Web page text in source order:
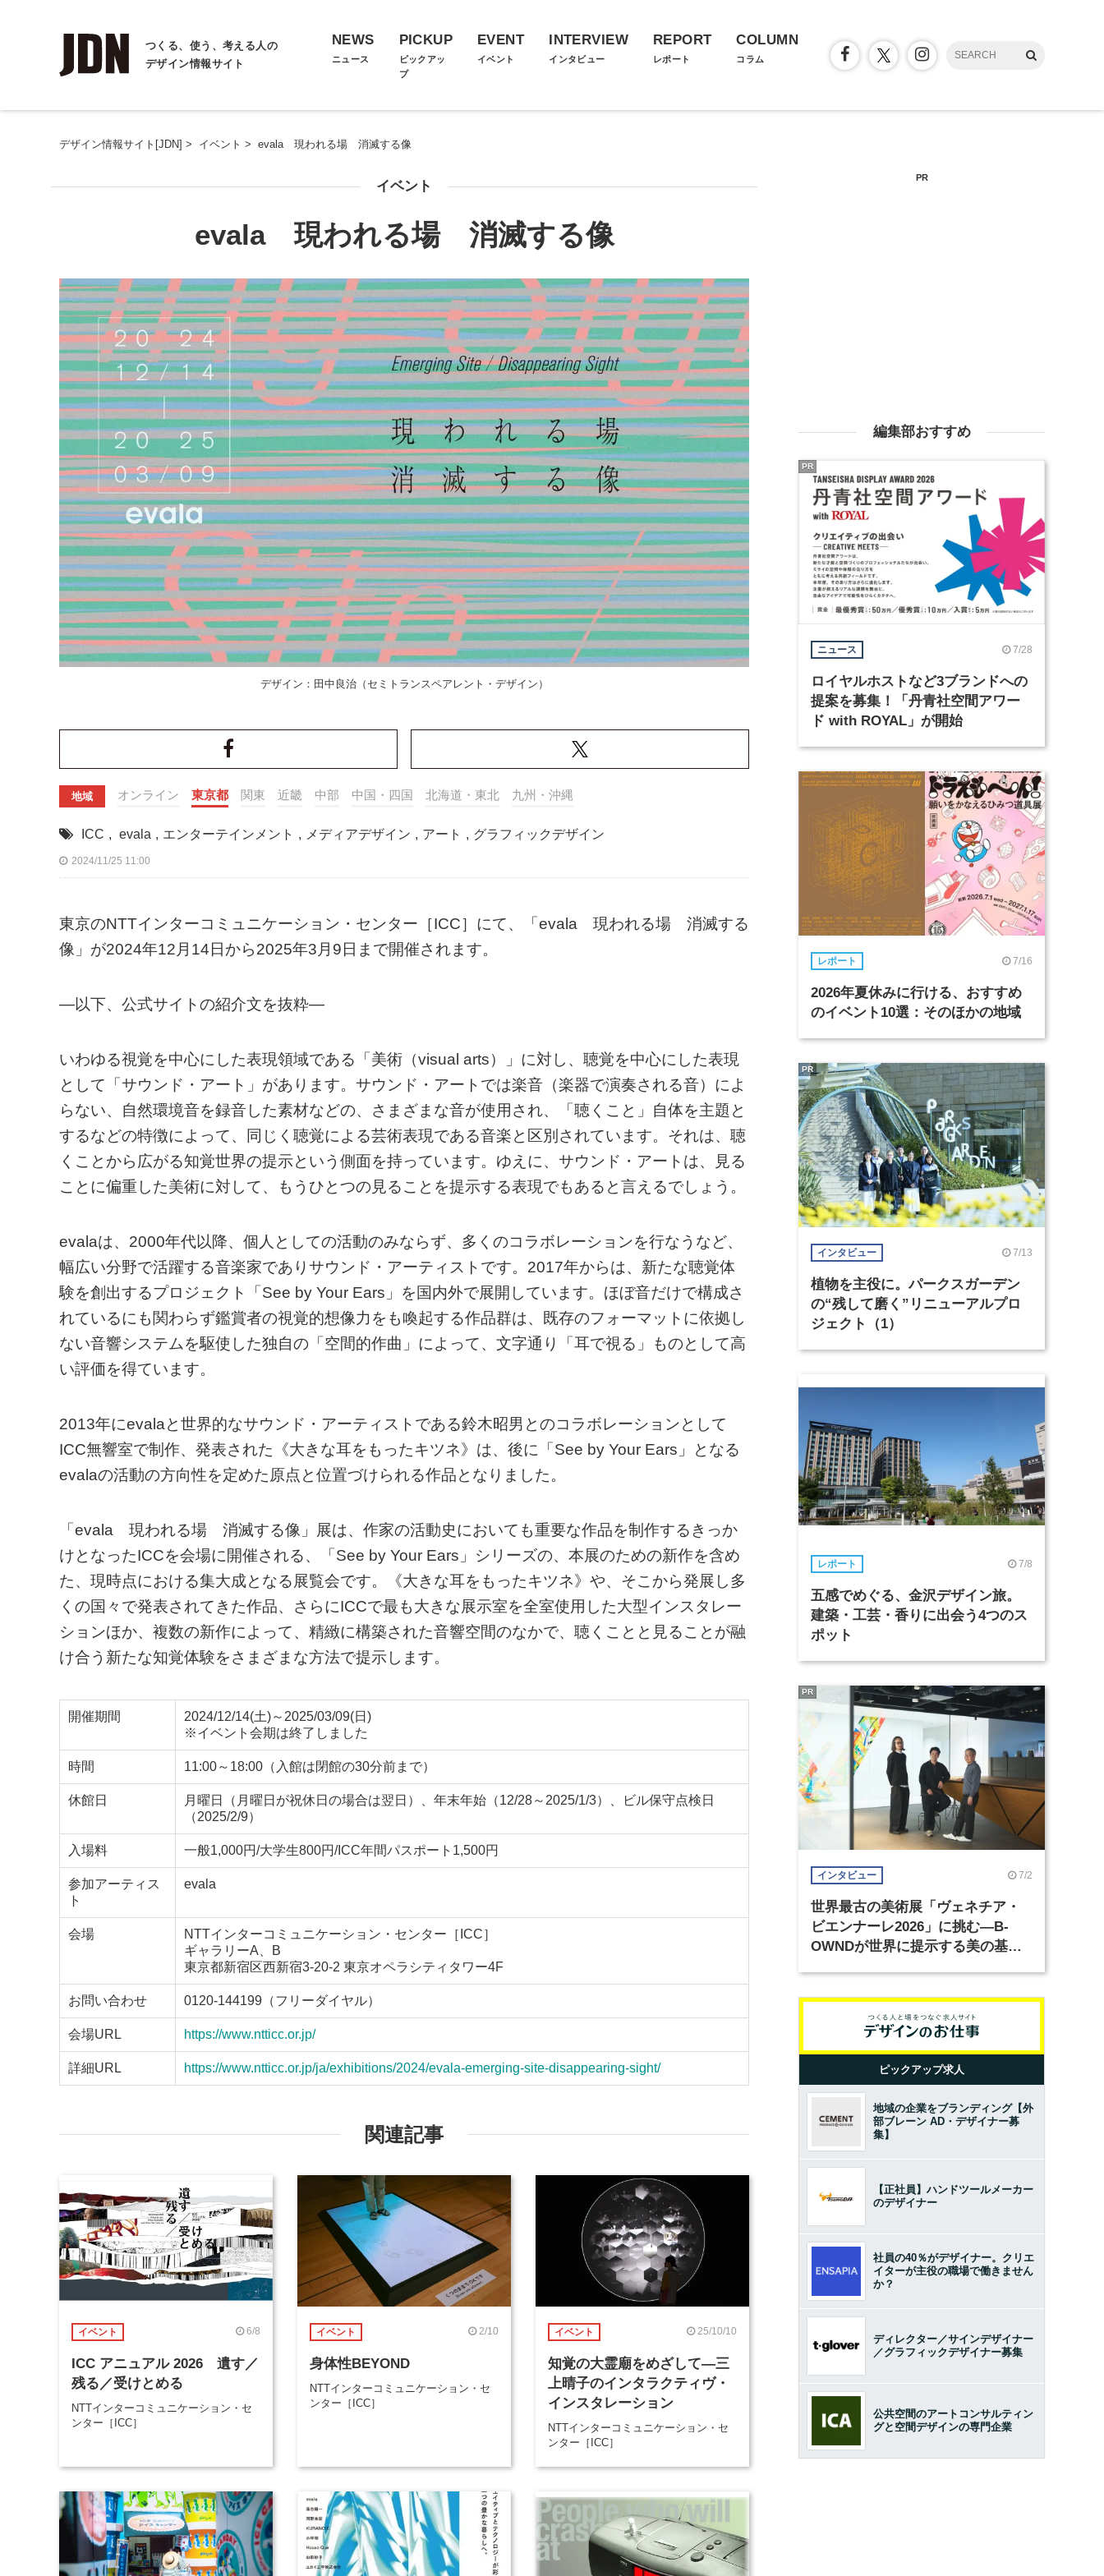
つくる、使う、考える人の
デザイン情報サイト
NEWS
ニュース
PICKUP
ピックアッ
プ
EVENT
イベント
INTERVIEW
インタビュー
REPORT
レポート
COLUMN
コラム
デザイン情報サイト[JDN] > イベント > evala 現われる場 消滅する像
イベント
evala 現われる場 消滅する像
デザイン：田中良治（セミトランスペアレント・デザイン）
地域 オンライン 東京都 関東 近畿 中部 中国・四国 北海道・東北 九州・沖縄
ICC , evala , エンターテインメント , メディアデザイン , アート , グラフィックデザイン
2024/11/25 11:00
東京のNTTインターコミュニケーション・センター［ICC］にて、「evala 現われる場 消滅する
像」が2024年12月14日から2025年3月9日まで開催されます。
—以下、公式サイトの紹介文を抜粋—
いわゆる視覚を中心にした表現領域である「美術（visual arts）」に対し、聴覚を中心にした表現
として「サウンド・アート」があります。サウンド・アートでは楽音（楽器で演奏される音）によ
らない、自然環境音を録音した素材などの、さまざまな音が使用され、「聴くこと」自体を主題と
するなどの特徴によって、同じく聴覚による芸術表現である音楽と区別されています。それは、聴
くことから広がる知覚世界の提示という側面を持っています。ゆえに、サウンド・アートは、見る
ことに偏重した美術に対して、もうひとつの見ることを提示する表現でもあると言えるでしょう。
evalaは、2000年代以降、個人としての活動のみならず、多くのコラボレーションを行なうなど、
幅広い分野で活躍する音楽家でありサウンド・アーティストです。2017年からは、新たな聴覚体
験を創出するプロジェクト「See by Your Ears」を国内外で展開しています。ほぼ音だけで構成さ
れているにも関わらず鑑賞者の視覚的想像力をも喚起する作品群は、既存のフォーマットに依拠し
ない音響システムを駆使した独自の「空間的作曲」によって、文字通り「耳で視る」ものとして高
い評価を得ています。
2013年にevalaと世界的なサウンド・アーティストである鈴木昭男とのコラボレーションとして
ICC無響室で制作、発表された《大きな耳をもったキツネ》は、後に「See by Your Ears」となる
evalaの活動の方向性を定めた原点と位置づけられる作品となりました。
「evala 現われる場 消滅する像」展は、作家の活動史においても重要な作品を制作するきっか
けとなったICCを会場に開催される、「See by Your Ears」シリーズの、本展のための新作を含め
た、現時点における集大成となる展覧会です。《大きな耳をもったキツネ》や、そこから発展し多
くの国々で発表されてきた作品、さらにICCで最も大きな展示室を全室使用した大型インスタレー
ションほか、複数の新作によって、精緻に構築された音響空間のなかで、聴くことと見ることが融
け合う新たな知覚体験をさまざまな方法で提示します。
開催期間
2024/12/14(土)～2025/03/09(日)
※イベント会期は終了しました
時間 11:00～18:00（入館は閉館の30分前まで）
休館日
月曜日（月曜日が祝休日の場合は翌日）、年末年始（12/28～2025/1/3）、ビル保守点検日
（2025/2/9）
入場料 一般1,000円/大学生800円/ICC年間パスポート1,500円
参加アーティス
ト
evala
会場
NTTインターコミュニケーション・センター［ICC］
ギャラリーA、B
東京都新宿区西新宿3-20-2 東京オペラシティタワー4F
お問い合わせ 0120-144199（フリーダイヤル）
会場URL https://www.ntticc.or.jp/
詳細URL https://www.ntticc.or.jp/ja/exhibitions/2024/evala-emerging-site-disappearing-sight/
関連記事
イベント 6/8
ICC アニュアル 2026 遺す／
残る／受けとめる
NTTインターコミュニケーション・セ
ンター［ICC］
イベント 2/10
身体性BEYOND
NTTインターコミュニケーション・セ
ンター［ICC］
イベント 25/10/10
知覚の大霊廟をめざして―三
上晴子のインタラクティヴ・
インスタレーション
NTTインターコミュニケーション・セ
ンター［ICC］
PR
編集部おすすめ
ニュース 7/28
ロイヤルホストなど3ブランドへの
提案を募集！「丹青社空間アワー
ド with ROYAL」が開始
PR
レポート 7/16
2026年夏休みに行ける、おすすめ
のイベント10選：そのほかの地域
インタビュー 7/13
植物を主役に。パークスガーデン
の“残して磨く”リニューアルプロ
ジェクト（1）
PR
レポート 7/8
五感でめぐる、金沢デザイン旅。
建築・工芸・香りに出会う4つのス
ポット
インタビュー 7/2
世界最古の美術展「ヴェネチア・
ビエンナーレ2026」に挑む―B-
OWNDが世界に提示する美の基準
PR
ピックアップ求人
地域の企業をブランディング【外
部ブレーン AD・デザイナー募
集】
【正社員】ハンドツールメーカー
のデザイナー
社員の40％がデザイナー。クリエ
イターが主役の職場で働きません
か？
ディレクター／サインデザイナー
／グラフィックデザイナー募集
公共空間のアートコンサルティン
グと空間デザインの専門企業